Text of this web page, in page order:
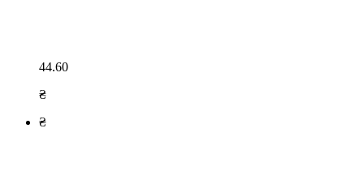
44.60
₴
₴